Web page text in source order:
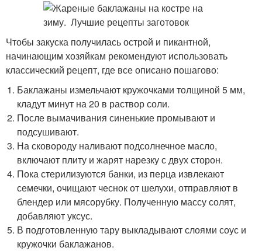
Чтобы закуска получилась острой и пикантной,
начинающим хозяйкам рекомендуют использовать
классический рецепт, где все описано пошагово:
Баклажаны измельчают кружочками толщиной 5 мм,
кладут минут на 20 в раствор соли.
После вымачивания синенькие промывают и
подсушивают.
На сковороду наливают подсолнечное масло,
включают плиту и жарят нарезку с двух сторон.
Пока стерилизуются банки, из перца извлекают
семечки, очищают чеснок от шелухи, отправляют в
блендер или мясорубку. Полученную массу солят,
добавляют уксус.
В подготовленную тару выкладывают слоями соус и
кружочки баклажанов.